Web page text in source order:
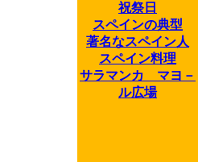
祝祭日
スペインの典型
著名なスペイン人
スペイン料理
サラマンカ マヨ－
ル広場